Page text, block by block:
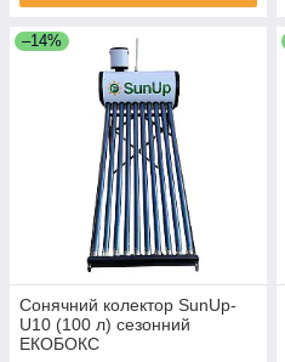
–14%
Сонячний колектор SunUp-
U10 (100 л) сезонний
ЕКОБОКС